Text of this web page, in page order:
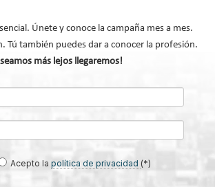
WFG05 para el
multi‑split 3 en 1capaz de proporcionar
de una nueva
de forma remota la producción de agua caliente,
integrado.
Únete y conoce la campaña mes a mes.
Tú también puedes dar a conocer la profesión.
más lejos llegaremos!
Acepto lapolítica de privacidad (*)